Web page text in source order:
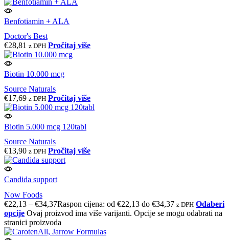
Benfotiamin + ALA
Doctor's Best
€28,81 z DPH Pročitaj više
Biotin 10.000 mcg
Source Naturals
€17,69 z DPH Pročitaj više
Biotin 5.000 mcg 120tabl
Source Naturals
€13,90 z DPH Pročitaj više
Candida support
Now Foods
€22,13 – €34,37Raspon cijena: od €22,13 do €34,37 z DPH Odaberi
opcije Ovaj proizvod ima više varijanti. Opcije se mogu odabrati na
stranici proizvoda